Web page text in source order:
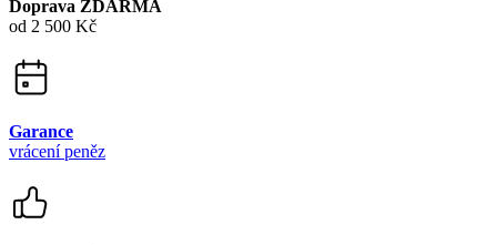
Doprava ZDARMA
od 2 500 Kč
Garance
vrácení peněz